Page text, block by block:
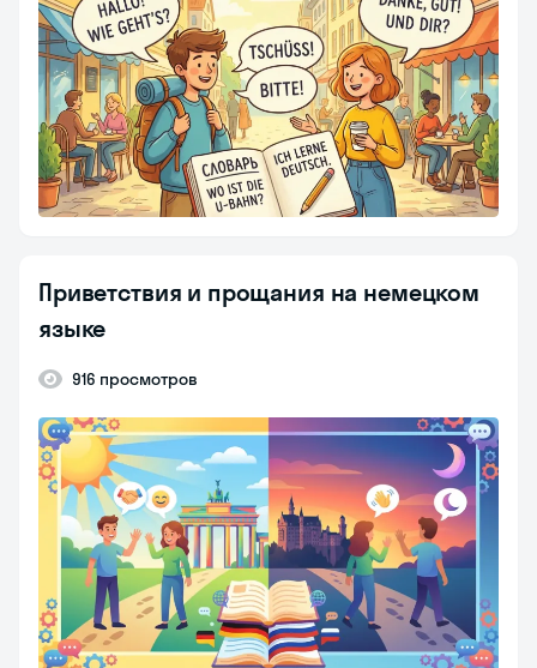
Приветствия и прощания на немецком
языке
916 просмотров